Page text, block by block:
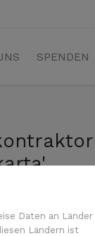
SPENDEN
Daten an Länder
Ländern ist